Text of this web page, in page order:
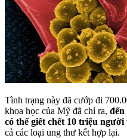
Tình trạng này đã cướp đi
khoa học của Mỹ đã chỉ ra, đến
có thể giết chết 10 triệu
cả các loại ung thư kết hợp lại.